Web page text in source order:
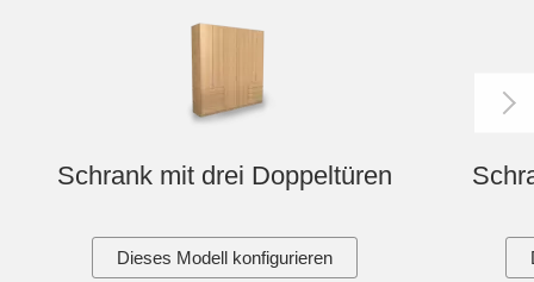
Schrank mit drei Doppeltüren
Dieses Modell konfigurieren